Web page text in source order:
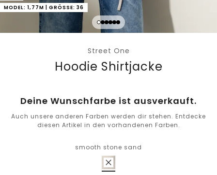
MODEL: 1,77M | GRÖSSE: 36
Street One
Hoodie Shirtjacke
Deine Wunschfarbe ist ausverkauft.
Auch unsere anderen Farben werden dir stehen. Entdecke
diesen Artikel in den vorhandenen Farben.
smooth stone sand